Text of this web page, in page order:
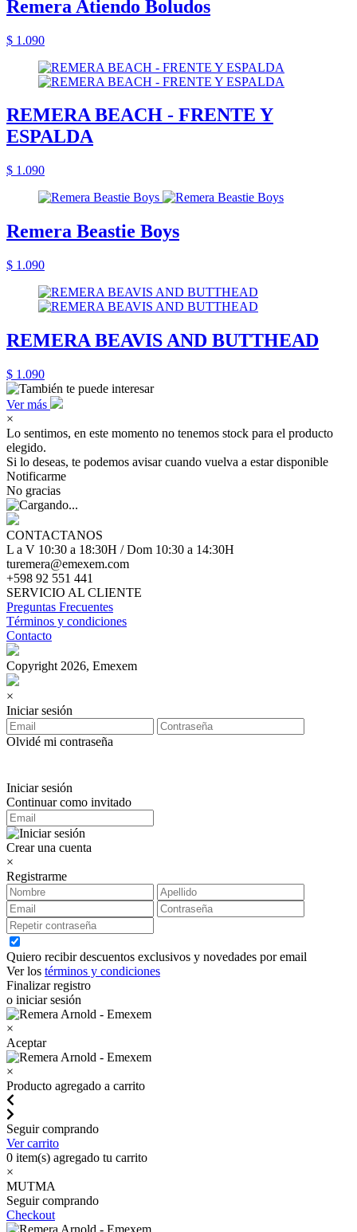
Remera Atiendo Boludos
$ 1.090
REMERA BEACH - FRENTE Y
ESPALDA
$ 1.090
Remera Beastie Boys
$ 1.090
REMERA BEAVIS AND BUTTHEAD
$ 1.090
Ver más
×
Lo sentimos, en este momento no tenemos stock para el producto
elegido.
Si lo deseas, te podemos avisar cuando vuelva a estar disponible
Notificarme
No gracias
CONTACTANOS
L a V 10:30 a 18:30H / Dom 10:30 a 14:30H
turemera@emexem.com
+598 92 551 441
SERVICIO AL CLIENTE
Preguntas Frecuentes
Términos y condiciones
Contacto
Copyright 2026, Emexem
×
Iniciar sesión
Olvidé mi contraseña
Iniciar sesión
Continuar como invitado
Crear una cuenta
×
Registrarme
Quiero recibir descuentos exclusivos y novedades por email
Ver los términos y condiciones
Finalizar registro
o iniciar sesión
×
Aceptar
×
Producto agregado a carrito
Seguir comprando
Ver carrito
0 item(s) agregado tu carrito
×
MUTMA
Seguir comprando
Checkout